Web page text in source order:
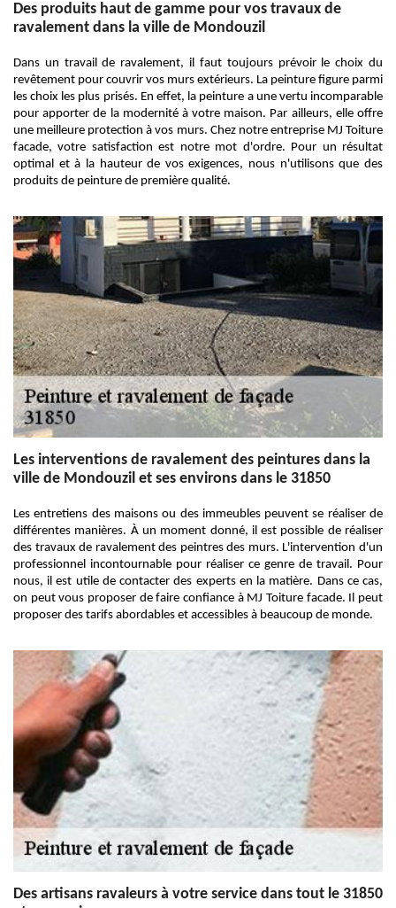
Des produits haut de gamme pour vos travaux de
ravalement dans la ville de Mondouzil
Dans un travail de ravalement, il faut toujours prévoir le choix du
revêtement pour couvrir vos murs extérieurs. La peinture figure parmi
les choix les plus prisés. En effet, la peinture a une vertu incomparable
pour apporter de la modernité à votre maison. Par ailleurs, elle offre
une meilleure protection à vos murs. Chez notre entreprise MJ Toiture
facade, votre satisfaction est notre mot d'ordre. Pour un résultat
optimal et à la hauteur de vos exigences, nous n'utilisons que des
produits de peinture de première qualité.
Les interventions de ravalement des peintures dans la
ville de Mondouzil et ses environs dans le 31850
Les entretiens des maisons ou des immeubles peuvent se réaliser de
différentes manières. À un moment donné, il est possible de réaliser
des travaux de ravalement des peintres des murs. L'intervention d'un
professionnel incontournable pour réaliser ce genre de travail. Pour
nous, il est utile de contacter des experts en la matière. Dans ce cas,
on peut vous proposer de faire confiance à MJ Toiture facade. Il peut
proposer des tarifs abordables et accessibles à beaucoup de monde.
Des artisans ravaleurs à votre service dans tout le 31850